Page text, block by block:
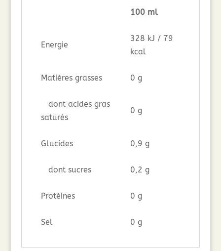
100 ml
Energie
328 kJ / 79
kcal
Matières grasses 0 g
dont acides gras
saturés
0 g
Glucides 0,9 g
dont sucres 0,2 g
Protéines 0 g
Sel 0 g